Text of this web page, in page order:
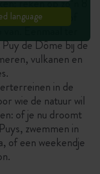
reken op zo’n 8
en Dijon, of
Eenmaal ter
de Dôme bij de
vulkanen en
in de
wie de natuur wil
of je nu droomt
zwemmen in
of een weekendje
language